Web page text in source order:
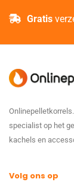
Gratis
specialist op het
kachels en
Volg ons op